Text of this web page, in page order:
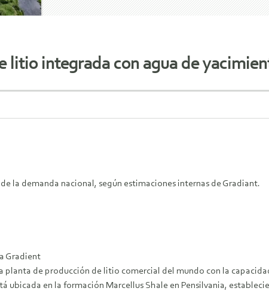
litio integrada con agua de
la demanda nacional, según estimaciones internas de Gradiant.
Gradient
planta de producción de litio comercial del mundo con la
en la formación Marcellus Shale en Pensilvania,